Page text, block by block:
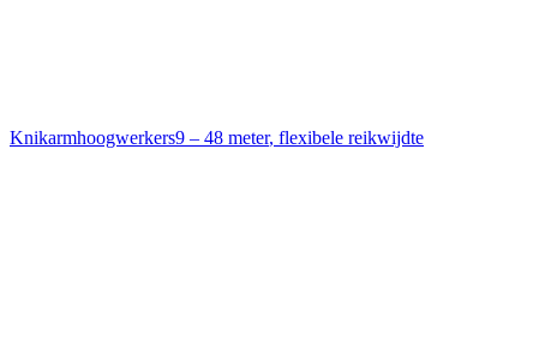
Knikarmhoogwerkers9 – 48 meter, flexibele reikwijdte